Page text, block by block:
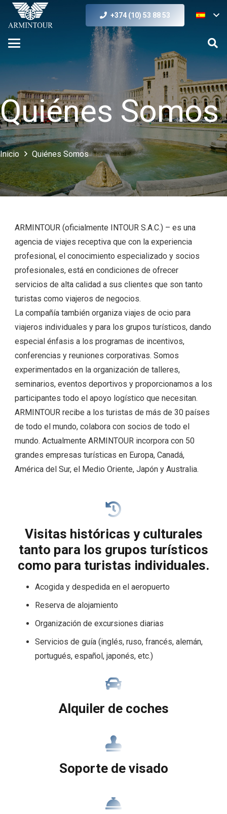
+374 (10) 53 88 53
Quiénes Somos
Inicio Quiénes Somos
ARMINTOUR (oficialmente INTOUR S.A.C.) – es una
agencia de viajes receptiva que con la experiencia
profesional, el conocimiento especializado y socios
profesionales, está en condiciones de ofrecer
servicios de alta calidad a sus clientes que son tanto
turistas como viajeros de negocios.
La compañía también organiza viajes de ocio para
viajeros individuales y para los grupos turísticos, dando
especial énfasis a los programas de incentivos,
conferencias y reuniones corporativas. Somos
experimentados en la organización de talleres,
seminarios, eventos deportivos y proporcionamos a los
participantes todo el apoyo logístico que necesitan.
ARMINTOUR recibe a los turistas de más de 30 países
de todo el mundo, colabora con socios de todo el
mundo. Actualmente ARMINTOUR incorpora con 50
grandes empresas turísticas en Europa, Canadá,
América del Sur, el Medio Oriente, Japón y Australia.
Visitas históricas y culturales
tanto para los grupos turísticos
como para turistas individuales.
Acogida y despedida en el aeropuerto
Reserva de alojamiento
Organización de excursiones diarias
Servicios de guía (inglés, ruso, francés, alemán,
portugués, español, japonés, etc.)
Alquiler de coches
Soporte de visado